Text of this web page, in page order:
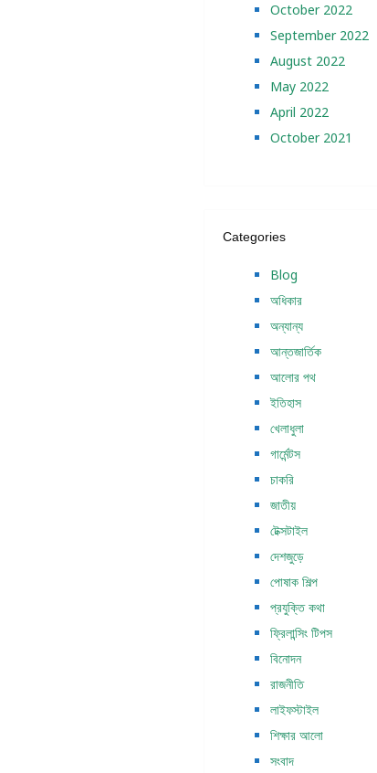
October 2022
September 2022
August 2022
May 2022
April 2022
October 2021
Categories
Blog
অধিকার
অন্যান্য
আন্তজার্তিক
আলোর পথ
ইতিহাস
খেলাধুলা
গার্মেন্টস
চাকরি
জাতীয়
টেক্সটাইল
দেশজুড়ে
পোষাক শিল্প
প্রযুক্তি কথা
ফ্রিলান্সিং টিপস
বিনোদন
রাজনীতি
লাইফস্টাইল
শিক্ষার আলো
সংবাদ